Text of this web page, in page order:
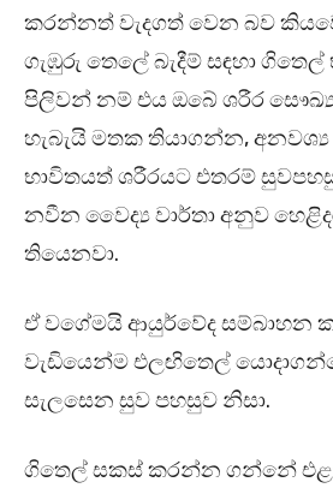
කරන්නත් වැදගත් වෙන බව
ගැඹුරු තෙලේ බැදීම් සඳහා
පිලිවන් නම් එය ඔබේ ශරීර
හැබැයි මතක තියාගන්න, අනවශ්‍ය
භාවිතයත් ශරීරයට එතරම්
නවීන වෛද්‍ය වාර්තා අනුව
තියෙනවා.
ඒ වගේමයි ආයුර්වේද සම්බාහන
වැඩියෙන්ම එලඟිතෙල්
සැලසෙන සුව පහසුව නිසා.
ගිතෙල් සකස් කරන්න ගන්නේ